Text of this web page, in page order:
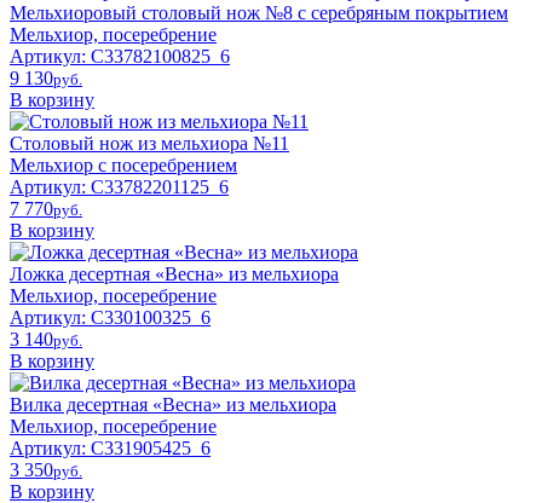
Мельхиоровый столовый нож №8 с серебряным покрытием
Мельхиор, посеребрение
Артикул: C33782100825_6
9 130pyб.
В корзину
Столовый нож из мельхиора №11
Мельхиор с посеребрением
Артикул: C33782201125_6
7 770pyб.
В корзину
Ложка десертная «Весна» из мельхиора
Мельхиор, посеребрение
Артикул: C330100325_6
3 140pyб.
В корзину
Вилка десертная «Весна» из мельхиора
Мельхиор, посеребрение
Артикул: C331905425_6
3 350pyб.
В корзину